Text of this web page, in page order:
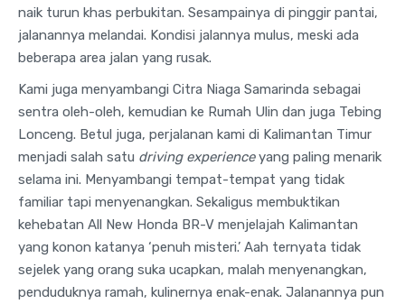
naik turun khas perbukitan. Sesampainya di pinggir pantai,
jalanannya melandai. Kondisi jalannya mulus, meski ada
beberapa area jalan yang rusak.
Kami juga menyambangi Citra Niaga Samarinda sebagai
sentra oleh-oleh, kemudian ke Rumah Ulin dan juga Tebing
Lonceng. Betul juga, perjalanan kami di Kalimantan Timur
menjadi salah satu driving experienceyang paling menarik
selama ini. Menyambangi tempat-tempat yang tidak
familiar tapi menyenangkan. Sekaligus membuktikan
kehebatan All New Honda BR-V menjelajah Kalimantan
yang konon katanya ‘penuh misteri.’ Aah ternyata tidak
sejelek yang orang suka ucapkan, malah menyenangkan,
penduduknya ramah, kulinernya enak-enak. Jalanannya pun